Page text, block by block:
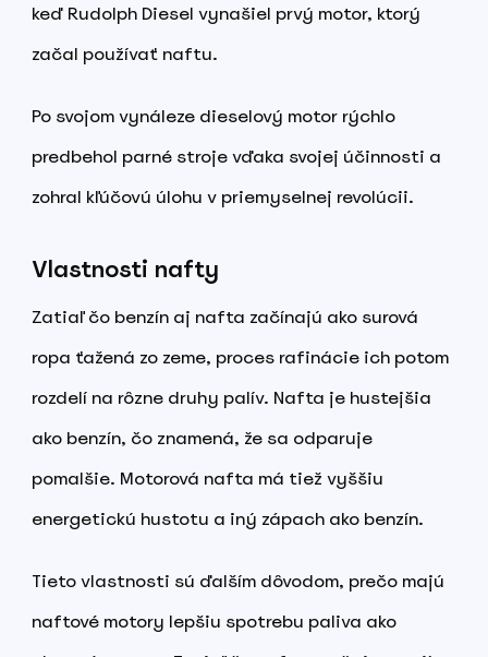
keď Rudolph Diesel vynašiel prvý motor, ktorý
začal používať naftu.
Po svojom vynáleze dieselový motor rýchlo
predbehol parné stroje vďaka svojej účinnosti a
zohral kľúčovú úlohu v priemyselnej revolúcii.
Vlastnosti nafty
Zatiaľ čo benzín aj nafta začínajú ako surová
ropa ťažená zo zeme, proces rafinácie ich potom
rozdelí na rôzne druhy palív. Nafta je hustejšia
ako benzín, čo znamená, že sa odparuje
pomalšie. Motorová nafta má tiež vyššiu
energetickú hustotu a iný zápach ako benzín.
Tieto vlastnosti sú ďalším dôvodom, prečo majú
naftové motory lepšiu spotrebu paliva ako